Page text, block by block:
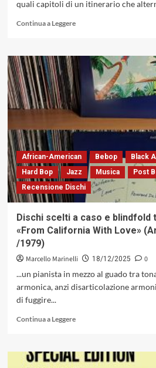
quali capitoli di un itinerario che
Continua a LeggereLeggi
su
Maria
Riggio
con
«Where
Have
Fun»:
un
laboratorio
modulare
e
tensione,
cuore
songbook
americano
2025)
African-American Bebop Black
Hard Bop
Jazz Musica
Post
Recensione Dischi
Dischi scelti a caso e blindfold
«From California With Love»
/1979)
Marcello Marinelli 18/12/2025
0
...un pianista in mezzo al guado tra
armonica, anzi disarticolazione
di fuggire...
Continua a LeggereLeggi
su
Dischi